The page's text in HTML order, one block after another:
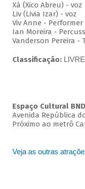
Xá (Xico Abreu) - voz
Liv (Livia Izar) - voz
Viv Anne -
Ian Moreira -
Vanderson Pereira -
Classificação: LIVRE
Espaço Cultural
Avenida República
Próximo ao metrô
Veja as outras